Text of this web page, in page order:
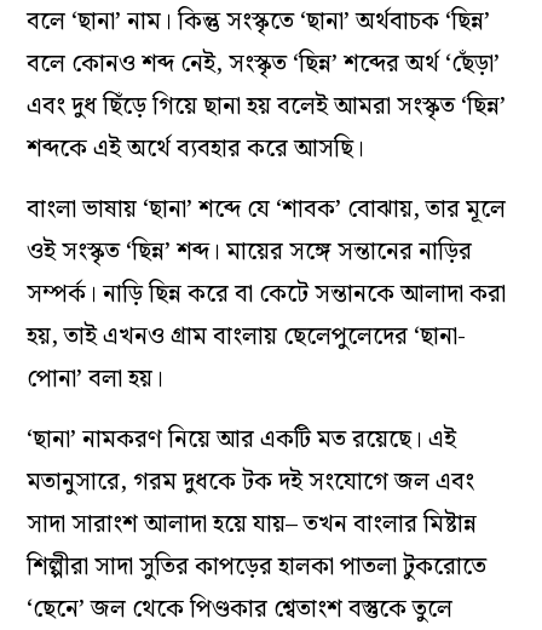
বলে ‘ছানা’ নাম। কিন্তু সংস্কৃতে ‘ছানা’ অর্থবাচক ‘ছিন্ন’
বলে কোনও শব্দ নেই, সংস্কৃত ‘ছিন্ন’ শব্দের অর্থ ‘ছেঁড়া’
এবং দুধ ছিঁড়ে গিয়ে ছানা হয় বলেই আমরা সংস্কৃত ‘ছিন্ন’
শব্দকে এই অর্থে ব‌্যবহার করে আসছি।
বাংলা ভাষায় ‘ছানা’ শব্দে যে ‘শাবক’ বোঝায়, তার মূলে
ওই সংস্কৃত ‘ছিন্ন’ শব্দ। মায়ের সঙ্গে সন্তানের নাড়ির
সম্পর্ক। নাড়ি ছিন্ন করে বা কেটে সন্তানকে আলাদা করা
হয়, তাই এখনও গ্রাম বাংলায় ছেলেপুলেদের ‘ছানা-
পোনা’ বলা হয়।
‘ছানা’ নামকরণ নিয়ে আর একটি মত রয়েছে। এই
মতানুসারে, গরম দুধকে টক দই সংযোগে জল এবং
সাদা সারাংশ আলাদা হয়ে যায়– তখন বাংলার মিষ্টান্ন
শিল্পীরা সাদা সুতির কাপড়ের হালকা পাতলা টুকরোতে
‘ছেনে’ জল থেকে পিণ্ডকার শ্বেতাংশ বস্তুকে তুলে